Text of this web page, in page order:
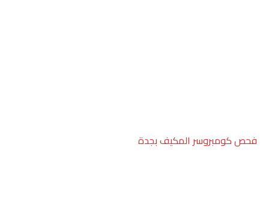
فحص كومبروسر المكيف بجدة